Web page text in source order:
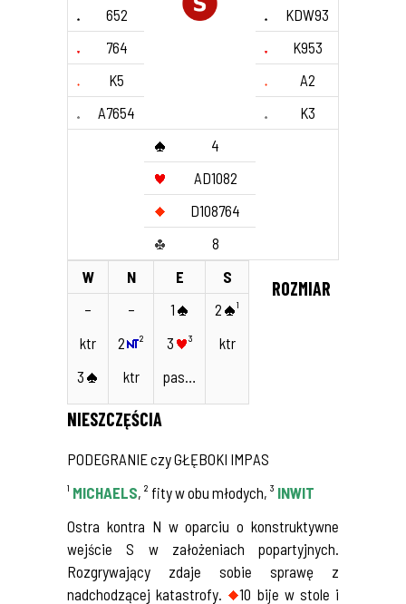
652
KDW93
764
K953
K5
A2
A7654
K3
4
AD1082
D108764
8
W
N E
S
–
ktr
3
–
2
²
ktr
1
3
³
pas…
2
¹
ktr
ROZMIAR
NIESZCZĘŚCIA
PODEGRANIE czy GŁĘBOKI IMPAS
¹ MICHAELS, ² fity w obu młodych, ³ INWIT
Ostra kontra N w oparciu o konstruktywne
wejście S w założeniach popartyjnych.
Rozgrywający zdaje sobie sprawę z
nadchodzącej katastrofy.
10 bije w stole i